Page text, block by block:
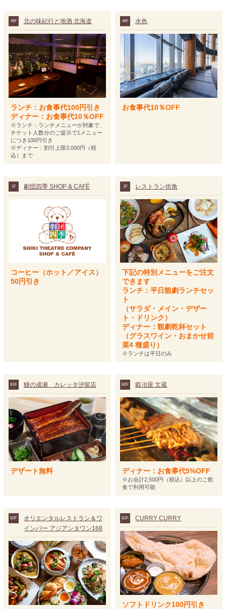
46F 北の味紀行と地酒 北海道
ランチ：お食事代100円引き
ディナー：お食事代10％OFF
※ランチ：ランチメニューが対象で、
チケット人数分のご提示で1メニュー
につき100円引き
※ディナー：割引上限3,000円（税
込）まで
46F 水色
お食事代10％OFF
1F 劇団四季 SHOP & CAFÉ
コーヒー（ホット／アイス）
50円引き
1F レストラン街角
下記の特別メニューをご注文
できます
ランチ：平日観劇ランチセッ
ト
（サラダ・メイン・デザー
ト・ドリンク）
ディナー：観劇乾杯セット
（グラスワイン・おまかせ前
菜4 種盛り）
※ランチは平日のみ
B1F 鰻の成瀬 カレッタ汐留店
デザート無料
B2F 鍛冶屋 文蔵
ディナー：お食事代5%OFF
※お会計2,500円（税込）以上のご飲
食で利用可能
B2F
オリエンタルレストラン＆ワ
インバー アジアンタワン168
B2F CURRY CURRY
ソフトドリンク100円引き